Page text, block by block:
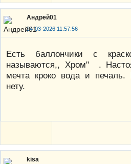
Андрей01
24-03-2026 11:57:56
Есть баллончики с
называются,, Хром" .
мечта кроко вода и
нету.
kisa